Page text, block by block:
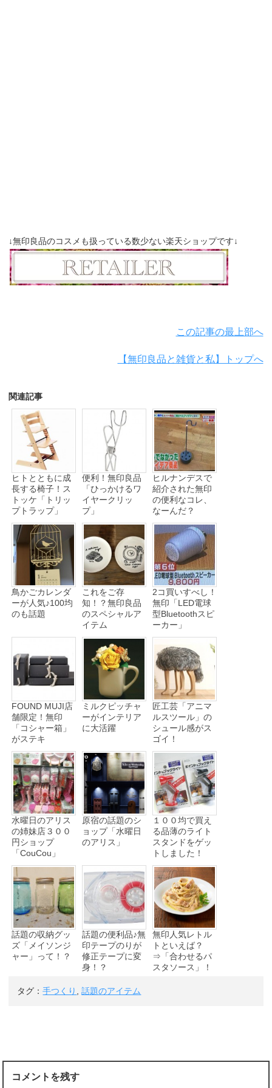
↓無印良品のコスメも扱っている数少ない楽天ショップです↓
この記事の最上部へ
【無印良品と雑貨と私】トップへ
関連記事
ヒトとともに成
長する椅子！ス
トッケ「トリッ
プトラップ」
便利！無印良品
「ひっかけるワ
イヤークリッ
プ」
ヒルナンデスで
紹介された無印
の便利なコレ、
なーんだ？
鳥かごカレンダ
ーが人気♪100均
のも話題
これをご存
知！？無印良品
のスペシャルア
イテム
2コ買いすべし！
無印「LED電球
型Bluetoothスピ
ーカー」
FOUND MUJI店
舗限定！無印
「コシャー箱」
がステキ
ミルクピッチャ
ーがインテリア
に大活躍
匠工芸「アニマ
ルスツール」の
シュール感がス
ゴイ！
水曜日のアリス
の姉妹店３００
円ショップ
「CouCou」
原宿の話題のシ
ョップ「水曜日
のアリス」
１００均で買え
る品薄のライト
スタンドをゲッ
トしました！
話題の収納グッ
ズ「メイソンジ
ャー」って！？
話題の便利品♪無
印テープのりが
修正テープに変
身！？
無印人気レトル
トといえば？
⇒「合わせるパ
スタソース」！
タグ：手つくり ,話題のアイテム
コメントを残す